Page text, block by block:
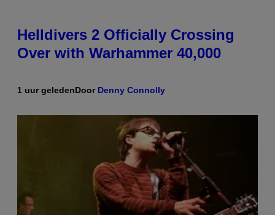
Helldivers 2 Officially Crossing
Over with Warhammer 40,000
1 uur geledenDoor Denny Connolly